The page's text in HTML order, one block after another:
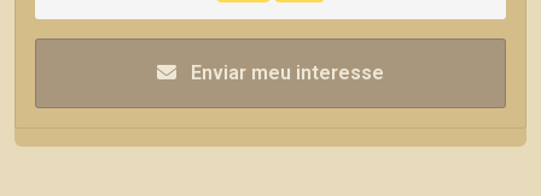
Enviar meu interesse